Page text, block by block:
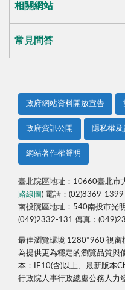
相關網站
常見問答
政府網站資料開放宣告
政府資訊公開 隱私權
網站著作權聲明
臺北院區地址：10660臺北市
路線圖) 電話：(02)8369-
南投院區地址：540南投市光
(049)2332-131 傳真：
最佳瀏覽環境 1280*960 視窗
為提供更為穩定的瀏覽品質與
本：IE10(含)以上、最新版本
行政院人事行政總處公務人力